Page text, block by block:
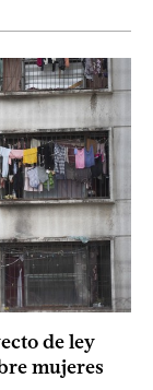
de ley
mujeres